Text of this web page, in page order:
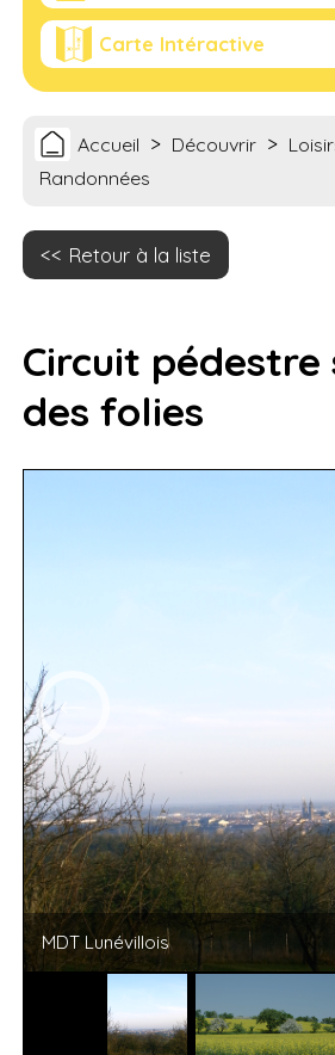
Carte Intéractive
Accueil > Découvrir >
Randonnées
Retour à la liste
Circuit pédestre
des folies
MDT Lunévillois